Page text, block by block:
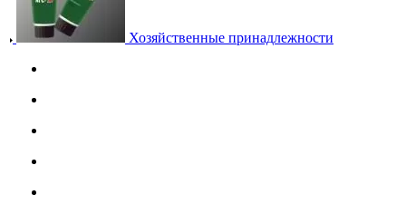
Хозяйственные принадлежности